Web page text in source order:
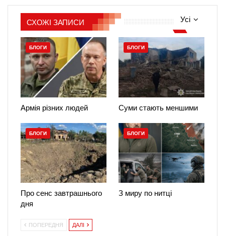
Усі
СХОЖІ ЗАПИСИ
БЛОГИ
Армія різних людей
БЛОГИ
Суми стають меншими
БЛОГИ
Про сенс завтрашнього
дня
БЛОГИ
З миру по нитці
ПОПЕРЕДНЯ ДАЛІ